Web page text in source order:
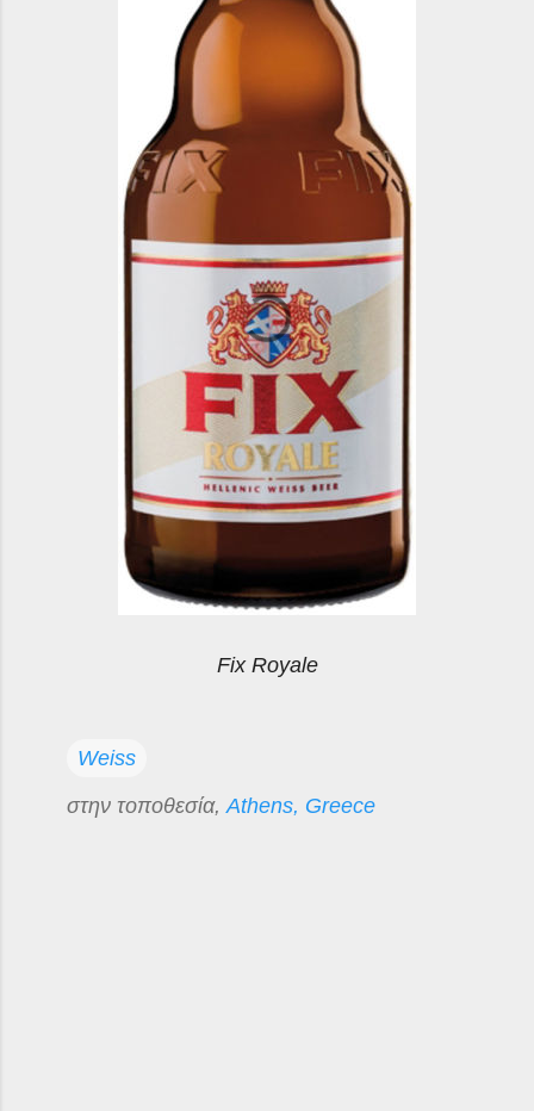
Fix Royale
Weiss
στην τοποθεσία, Athens, Greece